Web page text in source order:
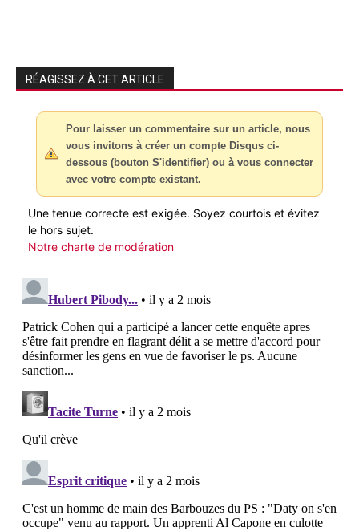
RÉAGISSEZ À CET ARTICLE
Pour laisser un commentaire sur un article, nous
vous invitons à créer un compte Disqus ci-
dessous (bouton S'identifier) ou à vous connecter
avec votre compte existant.
Une tenue correcte est exigée. Soyez courtois et évitez
le hors sujet.
Notre charte de modération